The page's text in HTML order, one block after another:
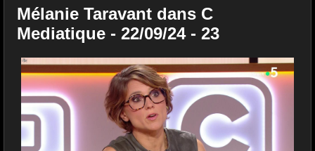
Mélanie Taravant dans C
Mediatique - 22/09/24 - 23